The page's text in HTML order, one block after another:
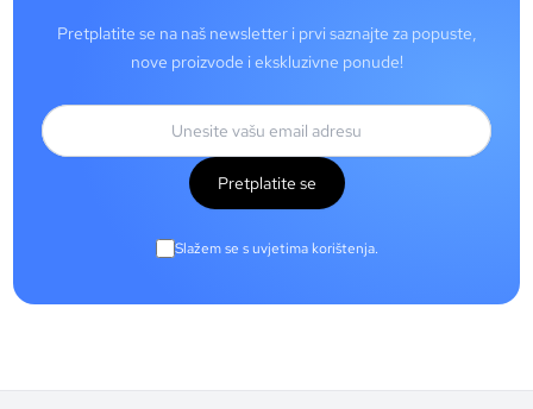
Pretplatite se na naš newsletter i prvi saznajte za popuste,
nove proizvode i ekskluzivne ponude!
Pretplatite se
Slažem se s uvjetima korištenja.